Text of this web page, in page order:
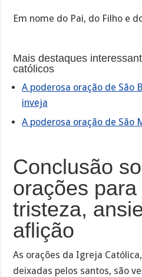
Em nome do Pai, do Filho e
Mais destaques
católicos
A poderosa oração de São
inveja
A poderosa oração de São
Conclusão
orações
tristeza,
aflição
As orações da Igreja
deixadas pelos santos, são